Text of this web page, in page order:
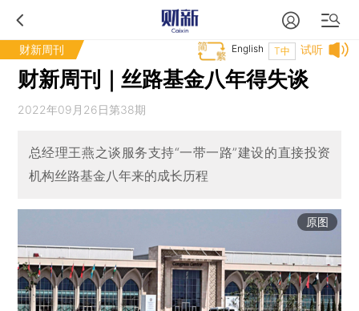
财新周刊 试听
T中
English
财新周刊｜丝路基金八年得失谈
2022年09月26日第38期
总经理王燕之谈服务支持“一带一路”建设的直接投资
机构丝路基金八年来的成长历程
原图